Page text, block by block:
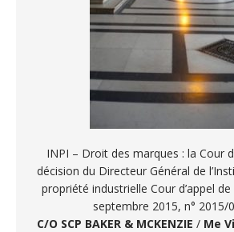
INPI – Droit des marques : la Cour
décision du Directeur Général de
propriété industrielle Cour d’appel
septembre 2015, n° 2015/
C/O SCP BAKER & MCKENZIE / Me